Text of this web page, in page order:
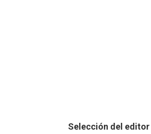
Selección del editor